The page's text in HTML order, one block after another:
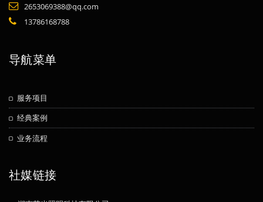
2653069388@qq.com
13786168788
导航菜单
服务项目
经典案例
业务流程
社媒链接